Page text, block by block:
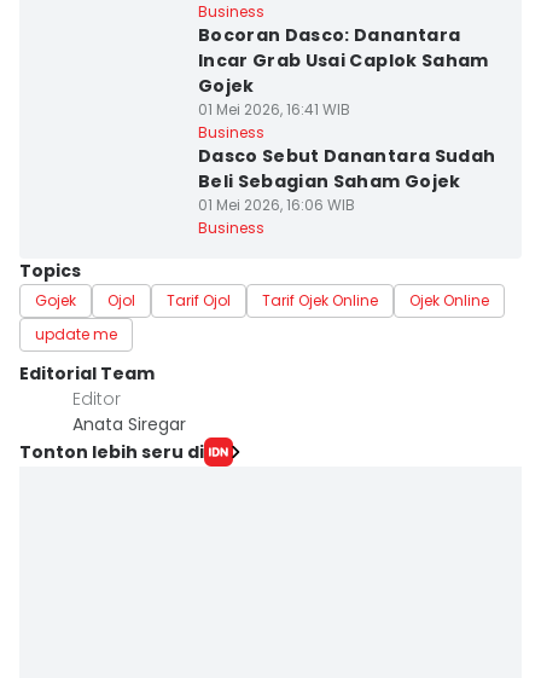
Business
Bocoran Dasco: Danantara
Incar Grab Usai Caplok Saham
Gojek
01 Mei 2026, 16:41 WIB
Business
Dasco Sebut Danantara Sudah
Beli Sebagian Saham Gojek
01 Mei 2026, 16:06 WIB
Business
Topics
Gojek Ojol Tarif Ojol Tarif Ojek Online
Ojek Online
update me
Editorial Team
Editor
Anata Siregar
Tonton lebih seru di